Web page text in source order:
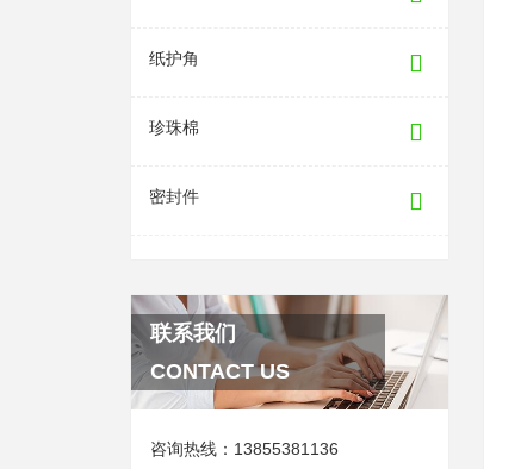
纸护角
珍珠棉
密封件
联系我们
CONTACT US
咨询热线： 13855381136